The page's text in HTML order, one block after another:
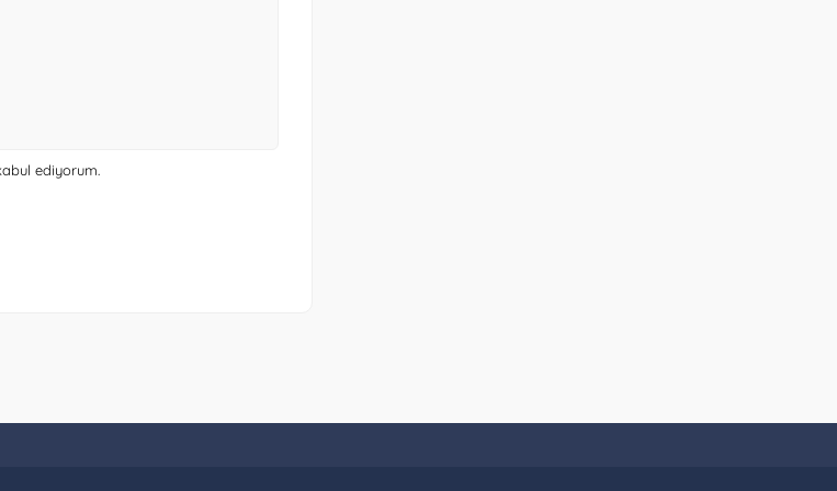
ediyorum.